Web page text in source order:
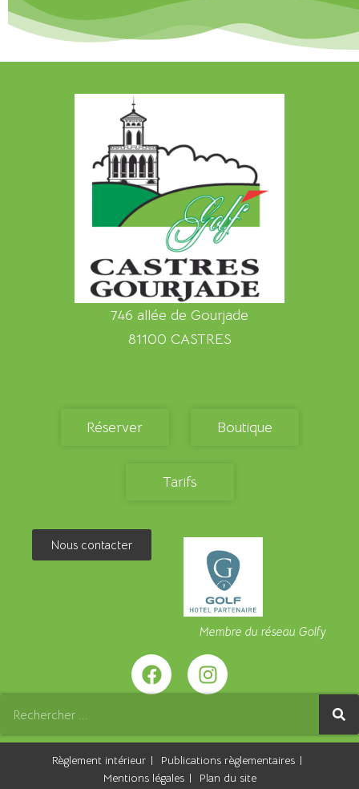
746 allée de Gourjade
81100 CASTRES
Réserver Boutique
Tarifs
Nous contacter
Membre du réseau Golfy
Règlement intérieur
Publications règlementaires
Mentions légales
Plan du site